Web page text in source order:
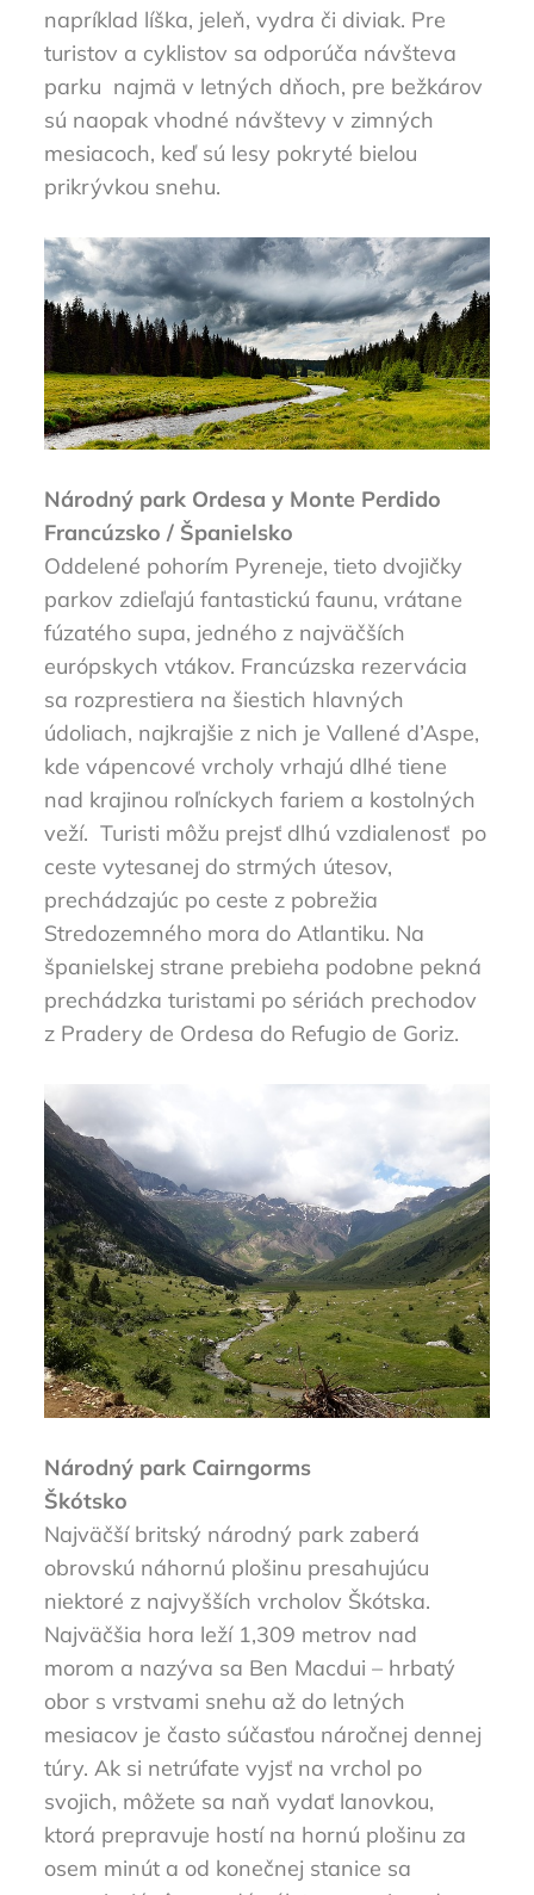
napríklad líška, jeleň, vydra či diviak. Pre
turistov a cyklistov sa odporúča návšteva
parku najmä v letných dňoch, pre bežkárov
sú naopak vhodné návštevy v zimných
mesiacoch, keď sú lesy pokryté bielou
prikrývkou snehu.
Národný park Ordesa y Monte Perdido
Francúzsko / Španielsko
Oddelené pohorím Pyreneje, tieto dvojičky
parkov zdieľajú fantastickú faunu, vrátane
fúzatého supa, jedného z najväčších
európskych vtákov. Francúzska rezervácia
sa rozprestiera na šiestich hlavných
údoliach, najkrajšie z nich je Vallené d’Aspe,
kde vápencové vrcholy vrhajú dlhé tiene
nad krajinou roľníckych fariem a kostolných
veží. Turisti môžu prejsť dlhú vzdialenosť po
ceste vytesanej do strmých útesov,
prechádzajúc po ceste z pobrežia
Stredozemného mora do Atlantiku. Na
španielskej strane prebieha podobne pekná
prechádzka turistami po sériách prechodov
z Pradery de Ordesa do Refugio de Goriz.
Národný park Cairngorms
Škótsko
Najväčší britský národný park zaberá
obrovskú náhornú plošinu presahujúcu
niektoré z najvyšších vrcholov Škótska.
Najväčšia hora leží 1,309 metrov nad
morom a nazýva sa Ben Macdui – hrbatý
obor s vrstvami snehu až do letných
mesiacov je často súčasťou náročnej dennej
túry. Ak si netrúfate vyjsť na vrchol po
svojich, môžete sa naň vydať lanovkou,
ktorá prepravuje hostí na hornú plošinu za
osem minút a od konečnej stanice sa